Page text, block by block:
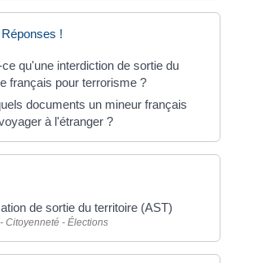
!
qu'une interdiction de sortie du
français pour terrorisme ?
documents un mineur français
à l'étranger ?
de sortie du territoire (AST)
Citoyenneté - Élections